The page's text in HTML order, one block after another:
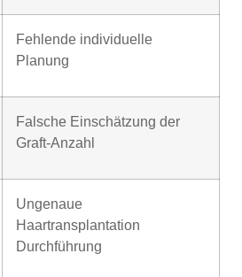
Fehlende individuelle
Planung
Falsche Einschätzung der
Graft-Anzahl
Ungenaue
Haartransplantation
Durchführung